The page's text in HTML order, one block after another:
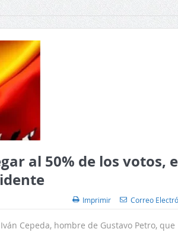
al 50% de los votos,
Imprimir Correo
Cepeda, hombre de Gustavo Petro, que